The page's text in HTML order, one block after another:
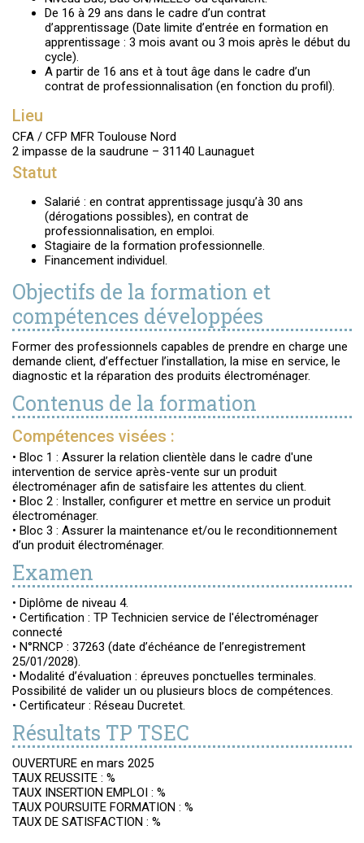
De 16 à 29 ans dans le cadre d’un contrat
d’apprentissage (Date limite d’entrée en formation en
apprentissage : 3 mois avant ou 3 mois après le début du
cycle).
A partir de 16 ans et à tout âge dans le cadre d’un
contrat de professionnalisation (en fonction du profil).
Lieu
CFA / CFP MFR Toulouse Nord
2 impasse de la saudrune – 31140 Launaguet
Statut
Salarié : en contrat apprentissage jusqu’à 30 ans
(dérogations possibles), en contrat de
professionnalisation, en emploi.
Stagiaire de la formation professionnelle.
Financement individuel.
Objectifs de la formation et
compétences développées
Former des professionnels capables de prendre en charge une
demande client, d’effectuer l’installation, la mise en service, le
diagnostic et la réparation des produits électroménager.
Contenus de la formation
Compétences visées :
• Bloc 1 : Assurer la relation clientèle dans le cadre d'une
intervention de service après-vente sur un produit
électroménager afin de satisfaire les attentes du client.
• Bloc 2 : Installer, configurer et mettre en service un produit
électroménager.
• Bloc 3 : Assurer la maintenance et/ou le reconditionnement
d’un produit électroménager.
Examen
• Diplôme de niveau 4.
• Certification : TP Technicien service de l'électroménager
connecté
• N°RNCP : 37263 (date d’échéance de l’enregistrement
25/01/2028).
• Modalité d’évaluation : épreuves ponctuelles terminales.
Possibilité de valider un ou plusieurs blocs de compétences.
• Certificateur : Réseau Ducretet.
Résultats TP TSEC
OUVERTURE en mars 2025
TAUX REUSSITE : %
TAUX INSERTION EMPLOI : %
TAUX POURSUITE FORMATION : %
TAUX DE SATISFACTION : %